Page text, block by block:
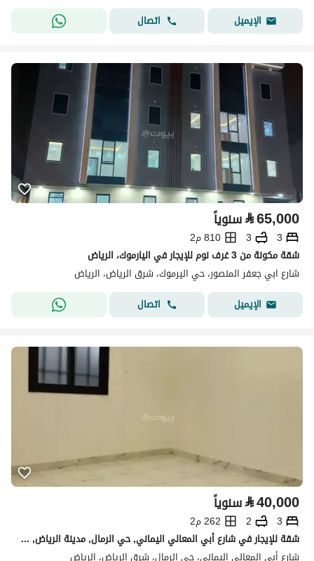
الإيميل
اتصال
⃁65,000 سنوياً
3
3
810 م2
شقة مكونة من 3 غرف نوم للإيجار في اليارموك، الرياض
شارع ابي جعفر المنصور، حي اليرموك، شرق الرياض، الرياض
الإيميل
اتصال
⃁40,000 سنوياً
3
2
262 م2
شقة للإيجار في شارع أبي المعالي اليماني, حي الرمال, مدينة الرياض, منطقة الرياض
شارع أبي المعالي اليماني، حي الرمال، شرق الرياض، الرياض